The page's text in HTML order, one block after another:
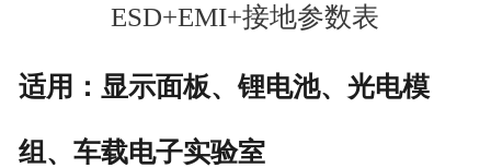
ESD+EMI+接地参数表
适用：显示面板、锂电池、光电模
组、车载电子实验室